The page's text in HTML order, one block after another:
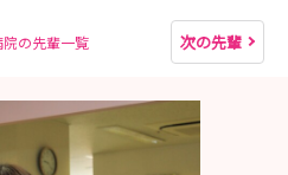
おります！
院の先輩一覧 次の先輩